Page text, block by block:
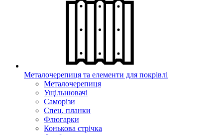
Металочерепиця та елементи для покрівлі
Металочерепиця
Ущільнювачі
Саморізи
Спец. планки
Флюгарки
Конькова стрічка